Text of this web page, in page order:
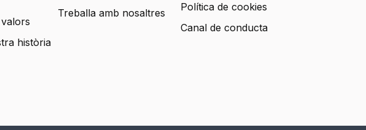
història
Treballa amb nosaltres
Política de cookies
Canal de conducta